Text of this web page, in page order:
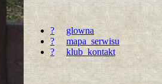
?
glowna
?
mapa_serwisu
?
klub_kontakt